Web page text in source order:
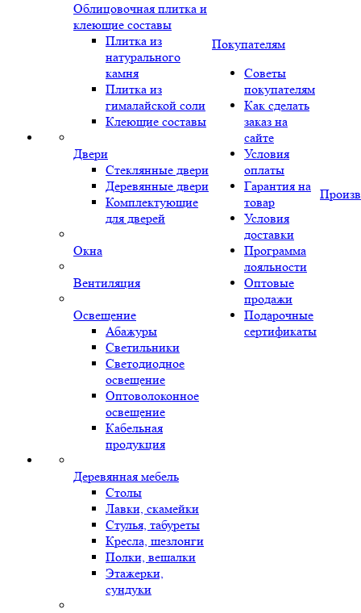
Облицовочная плитка и
клеющие составы
Плитка из
натурального
камня
Плитка из
гималайской соли
Клеющие составы
Двери
Стеклянные двери
Деревянные двери
Комплектующие
для дверей
Окна
Вентиляция
Освещение
Абажуры
Светильники
Светодиодное
освещение
Оптоволоконное
освещение
Кабельная
продукция
Деревянная мебель
Столы
Лавки, скамейки
Стулья, табуреты
Кресла, шезлонги
Полки, вешалки
Этажерки,
сундуки
Покупателям
Советы
покупателям
Как сделать
заказ на
сайте
Условия
оплаты
Гарантия на
товар
Условия
доставки
Программа
лояльности
Оптовые
продажи
Подарочные
сертификаты